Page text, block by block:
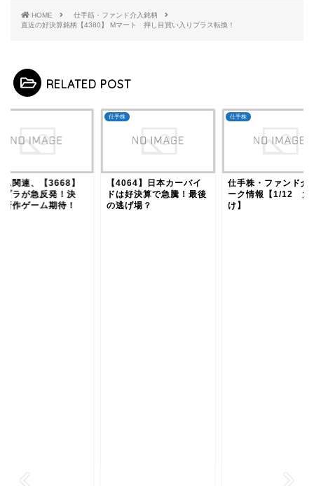
HOME
仕手筋・ファンド介入銘柄
直近の好決算銘柄【4380】 Mマート 押し目買い入りプラス転換！
RELATED POST
ム関連、【3668】
プラが急反発！決
新作ゲーム期待！
仕手株
【4064】日本カーバイ
ドは好決算で急騰！最後
の逃げ場？
仕手株
仕手株・ファンド介
ーク情報【1/12 大
け】